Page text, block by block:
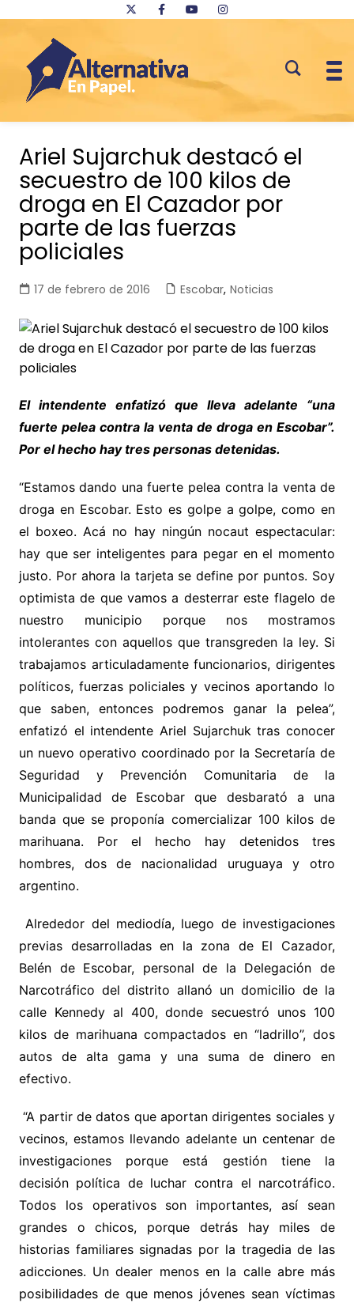
contenido
Ariel Sujarchuk destacó el
secuestro de 100 kilos de
droga en El Cazador por
parte de las fuerzas
policiales
17 de febrero de 2016 Escobar, Noticias
El intendente enfatizó que lleva adelante “una
fuerte pelea contra la venta de droga en Escobar”.
Por el hecho hay tres personas detenidas.
“Estamos dando una fuerte pelea contra la venta de
droga en Escobar. Esto es golpe a golpe, como en
el boxeo. Acá no hay ningún nocaut espectacular:
hay que ser inteligentes para pegar en el momento
justo. Por ahora la tarjeta se define por puntos. Soy
optimista de que vamos a desterrar este flagelo de
nuestro municipio porque nos mostramos
intolerantes con aquellos que transgreden la ley. Si
trabajamos articuladamente funcionarios, dirigentes
políticos, fuerzas policiales y vecinos aportando lo
que saben, entonces podremos ganar la pelea”,
enfatizó el intendente Ariel Sujarchuk tras conocer
un nuevo operativo coordinado por la Secretaría de
Seguridad y Prevención Comunitaria de la
Municipalidad de Escobar que desbarató a una
banda que se proponía comercializar 100 kilos de
marihuana. Por el hecho hay detenidos tres
hombres, dos de nacionalidad uruguaya y otro
argentino.
Alrededor del mediodía, luego de investigaciones
previas desarrolladas en la zona de El Cazador,
Belén de Escobar, personal de la Delegación de
Narcotráfico del distrito allanó un domicilio de la
calle Kennedy al 400, donde secuestró unos 100
kilos de marihuana compactados en “ladrillo”, dos
autos de alta gama y una suma de dinero en
efectivo.
“A partir de datos que aportan dirigentes sociales y
vecinos, estamos llevando adelante un centenar de
investigaciones porque está gestión tiene la
decisión política de luchar contra el narcotráfico.
Todos los operativos son importantes, así sean
grandes o chicos, porque detrás hay miles de
historias familiares signadas por la tragedia de las
adicciones. Un dealer menos en la calle abre más
posibilidades de que menos jóvenes sean víctimas